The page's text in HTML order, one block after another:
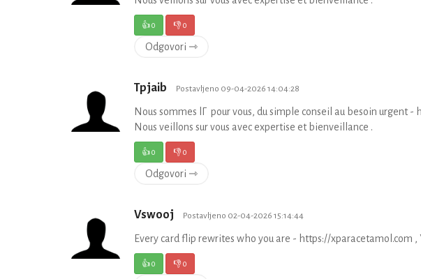
👍0 👎0
Odgovori ⇾
Tpjaib Postavljeno 09-04-2026 14:04:28
Nous sommes lГ pour vous, du simple conseil au besoin urgent
Nous veillons sur vous avec expertise et bienveillance .
👍0 👎0
Odgovori ⇾
Vswooj Postavljeno 02-04-2026 15:14:44
Every card flip rewrites who you are - https://xparacetamol.com
👍0 👎0